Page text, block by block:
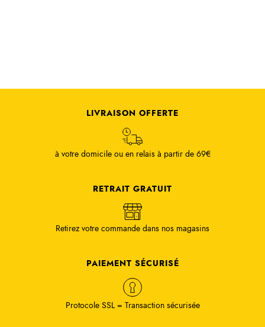
LIVRAISON OFFERTE
à votre domicile ou en relais à partir de 69€
RETRAIT GRATUIT
Retirez votre commande dans nos magasins
PAIEMENT SÉCURISÉ
Protocole SSL = Transaction sécurisée